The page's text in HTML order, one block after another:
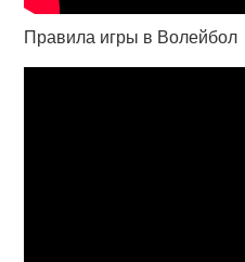
Правила игры в Волейбол